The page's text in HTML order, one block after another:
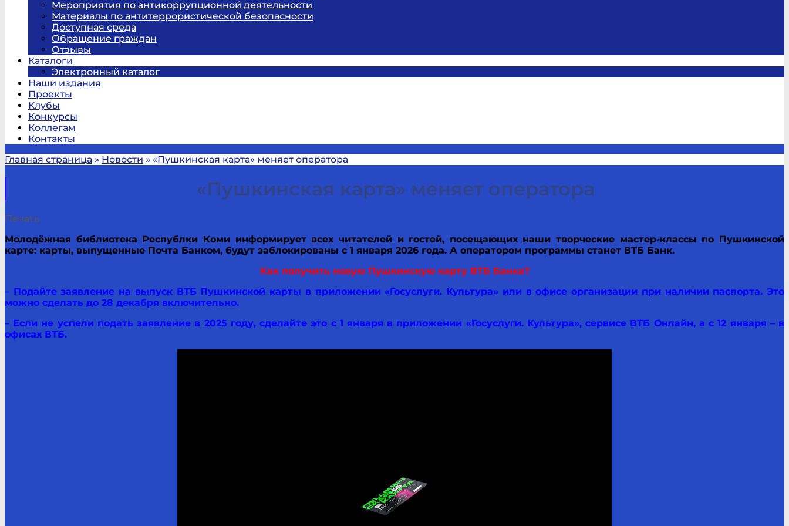
Мероприятия по антикоррупционной деятельности
Материалы по антитеррористической безопасности
Доступная среда
Обращение граждан
Отзывы
Каталоги
Электронный каталог
Наши издания
Проекты
Клубы
Конкурсы
Коллегам
Контакты
Главная страница » Новости » «Пушкинская карта» меняет оператора
«Пушкинская карта» меняет оператора
Печать
Молодёжная библиотека Республки Коми информирует всех читателей и гостей, посещающих наши творческие мастер-классы по Пушкинской
карте: карты, выпущенные Почта Банком, будут заблокированы с 1 января 2026 года. А оператором программы станет ВТБ Банк.
Как получить новую Пушкинскую карту ВТБ Банка?
– Подайте заявление на выпуск ВТБ Пушкинской карты в приложении «Госуслуги. Культура» или в офисе организации при наличии паспорта. Это
можно сделать до 28 декабря включительно.
– Если не успели подать заявление в 2025 году, сделайте это с 1 января в приложении «Госуслуги. Культура», сервисе ВТБ Онлайн, а с 12 января – в
офисах ВТБ.